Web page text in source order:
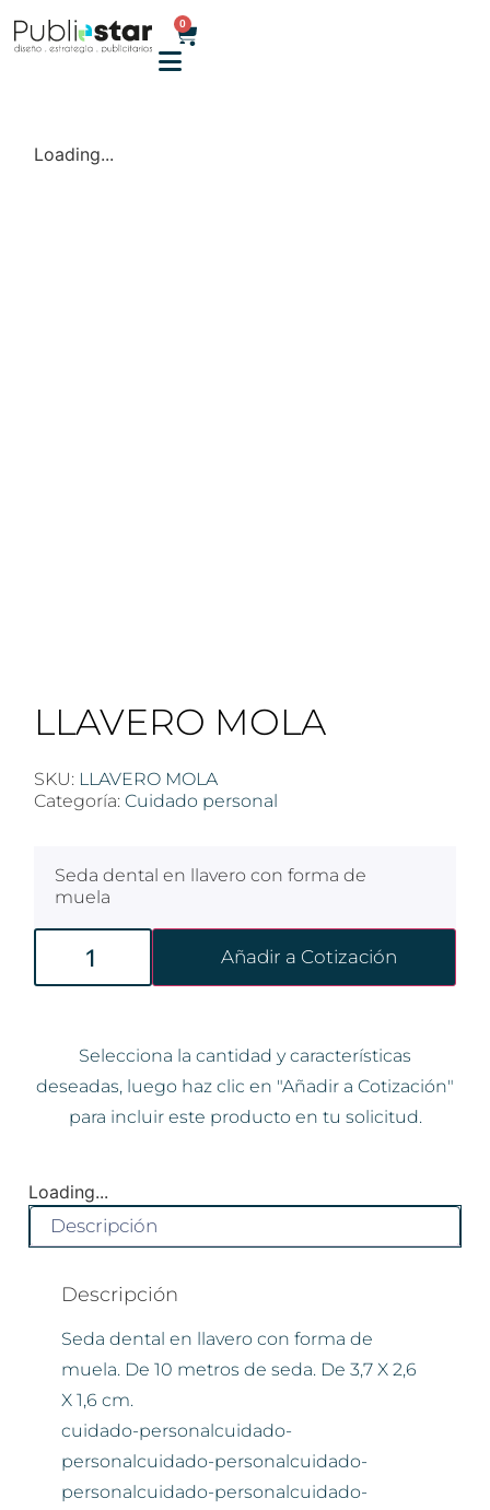
0
Loading...
LLAVERO MOLA
SKU: LLAVERO MOLA
Categoría: Cuidado personal
Seda dental en llavero con forma de
muela
Añadir a Cotización
Selecciona la cantidad y características
deseadas, luego haz clic en "Añadir a Cotización"
para incluir este producto en tu solicitud.
Loading...
Descripción
Descripción
Seda dental en llavero con forma de
muela. De 10 metros de seda. De 3,7 X 2,6
X 1,6 cm.
cuidado-personalcuidado-
personalcuidado-personalcuidado-
personalcuidado-personalcuidado-